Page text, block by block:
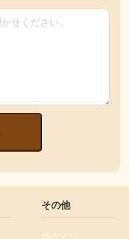
その他